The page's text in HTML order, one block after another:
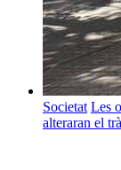
Societat Les
alteraran el